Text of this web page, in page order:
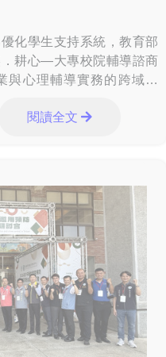
化學生支持系統，教育部
耕心—大專校院輔導諮商
與心理輔導實務的跨域合
立臺北大學、龍華科技大
計團隊的歷程分享，共同
閱讀全文